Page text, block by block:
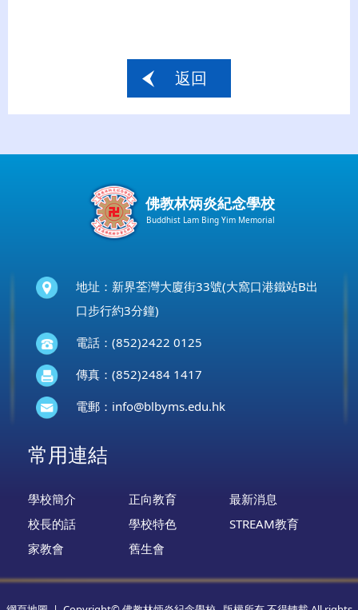
返回
佛教林炳炎紀念學校
Buddhist Lam Bing Yim Memorial
地址：新界荃灣大廈街33號(大窩口港鐵站B出
口步行約3分鐘)
電話：(852)2422 0125
傳真：(852)2484 1417
電郵： info@blbyms.edu.hk
常用連結
學校簡介 正向教育
最新消息
校長的話
學校特色
STREAM教育
家教會
舊生會